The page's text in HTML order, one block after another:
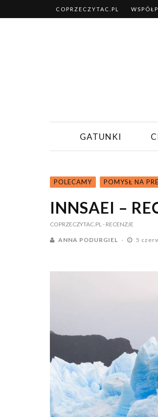
COPRZECZYTAC.PL
GATUNKI
POLECAMY POMYSŁ NA
INNSAEI –
COPRZECZYTAC.PL- RECENZJE
ANNA PODURGIEL 5